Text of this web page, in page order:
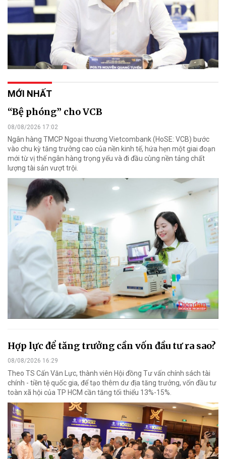
MỚI NHẤT
“Bệ phóng” cho VCB
08/08/2026 17:02
Ngân hàng TMCP Ngoại thương Vietcombank (HoSE: VCB) bước
vào chu kỳ tăng trưởng cao của nền kinh tế, hứa hẹn một giai đoạn
mới từ vị thế ngân hàng trọng yếu và đi đầu cùng nền tảng chất
lượng tài sản vượt trội.
Hợp lực để tăng trưởng cần vốn đầu tư ra sao?
08/08/2026 16:29
Theo TS Cấn Văn Lực, thành viên Hội đồng Tư vấn chính sách tài
chính - tiền tệ quốc gia, để tạo thêm dư địa tăng trưởng, vốn đầu tư
toàn xã hội của TP HCM cần tăng tối thiểu 13%-15%.